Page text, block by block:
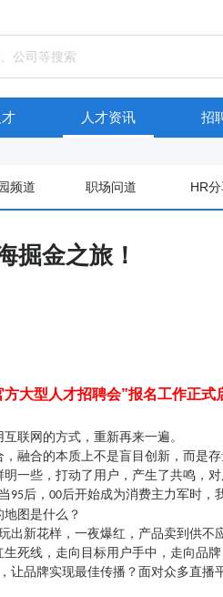
人才资讯 招
频道 职场问道 HR
掘金之旅！
方大型人才招聘会”报名工作正
联网的方式，重新再来一遍。
融合的本质上不是盲目创新，而是
一些，打动了用户，产生了共鸣，
95后， 00后开始成为消费主力军时，
图是什么？
出新花样，一夜爆红，产品卖到供
死线，走向目标用户手中，走向品牌
让品牌实现最佳传播？面对众多直